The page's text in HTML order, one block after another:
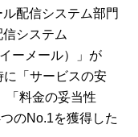
配信システム部門
システム
ーメール）」が
に「サービスの安
「料金の妥当性
のNo.1を獲得した